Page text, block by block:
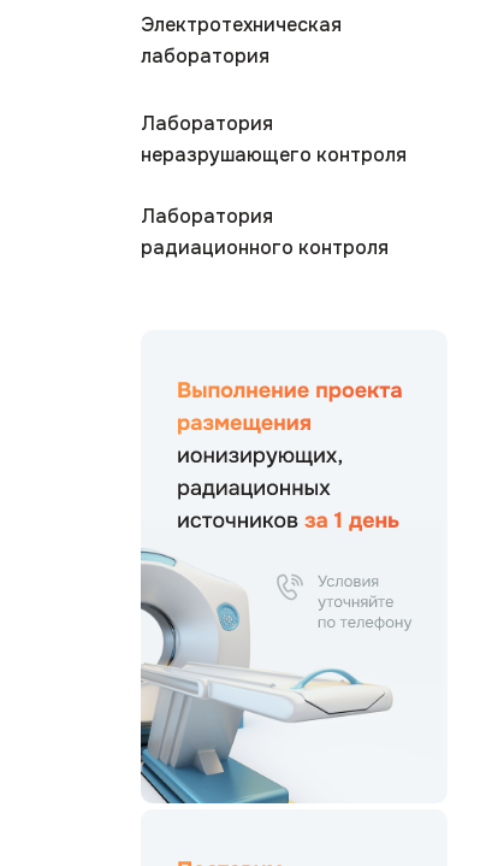
Электротехническая
лаборатория
Лаборатория
неразрушающего контроля
Лаборатория
радиационного контроля